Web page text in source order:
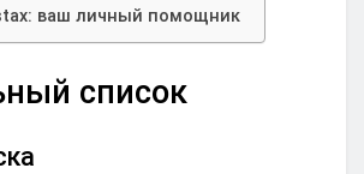
ваш личный помощник
список